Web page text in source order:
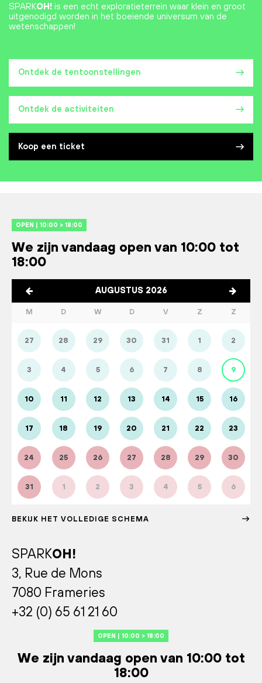
Ontdek de tentoonstellingen
Ontdek de activiteiten
Koop een ticket
SPARKOH! is een echt exploratieterrein waar klein en groot
uitgenodigd worden in het boeiende universum van de
wetenschappen!
OPEN | 10:00 > 18:00
We zijn vandaag open van 10:00 tot
18:00
AUGUSTUS 2026
M D W D V Z Z
27 28 29 30 31 1 2
3 4 5 6 7 8 9
10 11 12 13 14 15 16
17 18 19 20 21 22 23
24 25 26 27 28 29 30
31 1 2 3 4 5 6
BEKIJK HET VOLLEDIGE SCHEMA
SPARKOH!
3, Rue de Mons
7080 Frameries
+32 (0) 65 61 21 60
OPEN | 10:00 > 18:00
We zijn vandaag open van 10:00 tot
18:00